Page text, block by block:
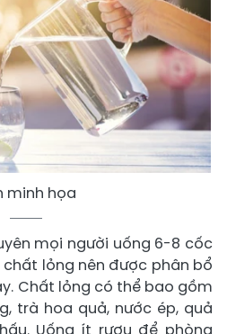
minh họa
mọi người uống 6-8 cốc
chất lỏng nên được phân bổ
Chất lỏng có thể bao gồm
trà hoa quả, nước ép, quả